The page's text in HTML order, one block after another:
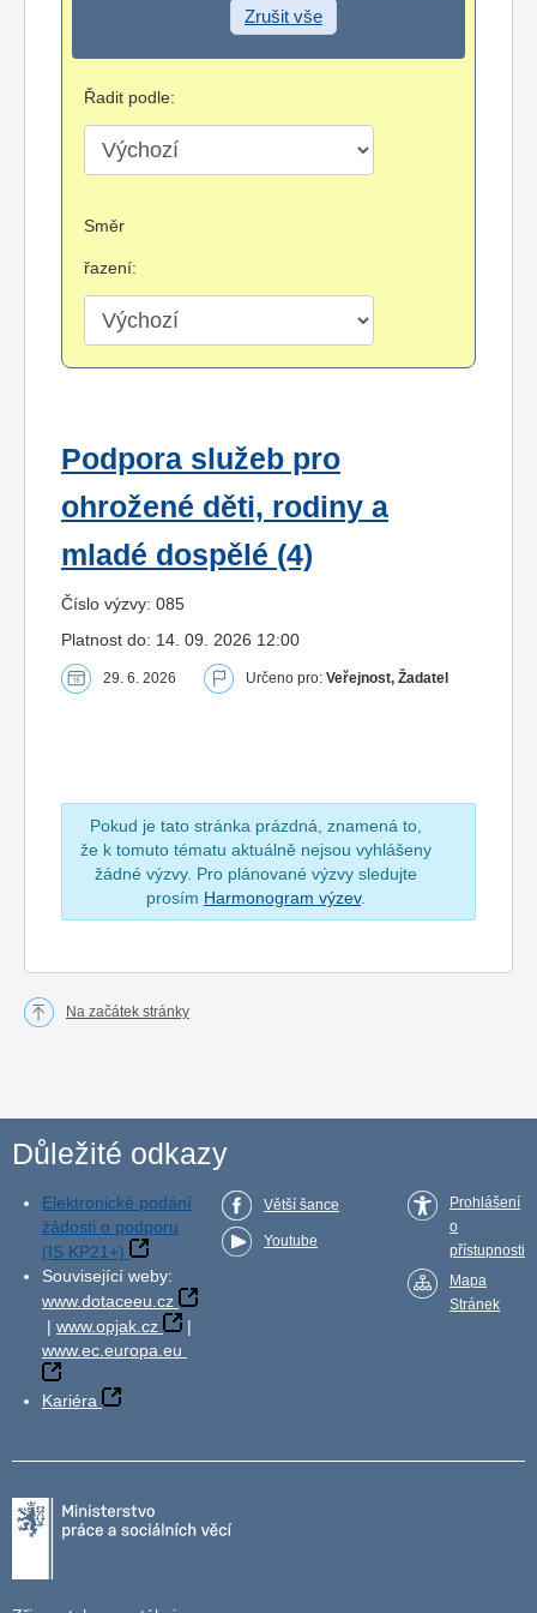
Zrušit vše
Řadit podle:
Směr
řazení:
Podpora služeb pro
ohrožené děti, rodiny a
mladé dospělé (4)
Číslo výzvy: 085
Platnost do: 14. 09. 2026 12:00
29. 6. 2026 Určeno pro: Veřejnost, Žadatel
Pokud je tato stránka prázdná, znamená to,
že k tomuto tématu aktuálně nejsou vyhlášeny
žádné výzvy. Pro plánované výzvy sledujte
prosím Harmonogram výzev.
Na začátek stránky
Důležité odkazy
Elektronické podání
žádosti o podporu
(IS KP21+)
Související weby:
www.dotaceeu.cz
| www.opjak.cz
|
www.ec.europa.eu
Kariéra
Větší šance
Youtube
Prohlášení
o
přístupnosti
Mapa
Stránek